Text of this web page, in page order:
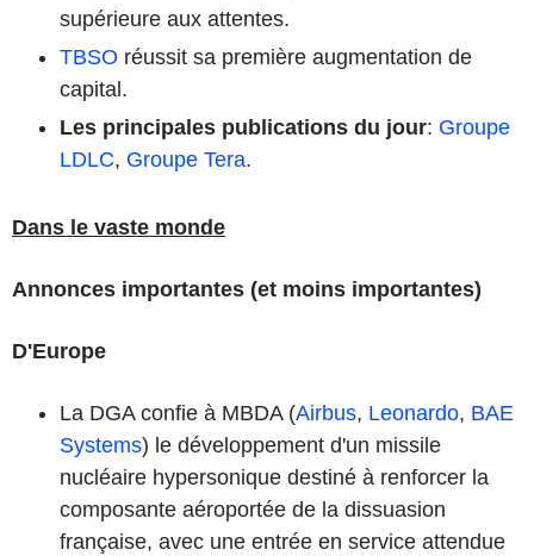
supérieure aux attentes.
TBSO réussit sa première augmentation de
capital.
Les principales publications du jour: Groupe
LDLC, Groupe Tera.
Dans le vaste monde
Annonces importantes (et moins importantes)
D'Europe
La DGA confie à MBDA (Airbus, Leonardo, BAE
Systems) le développement d'un missile
nucléaire hypersonique destiné à renforcer la
composante aéroportée de la dissuasion
française, avec une entrée en service attendue